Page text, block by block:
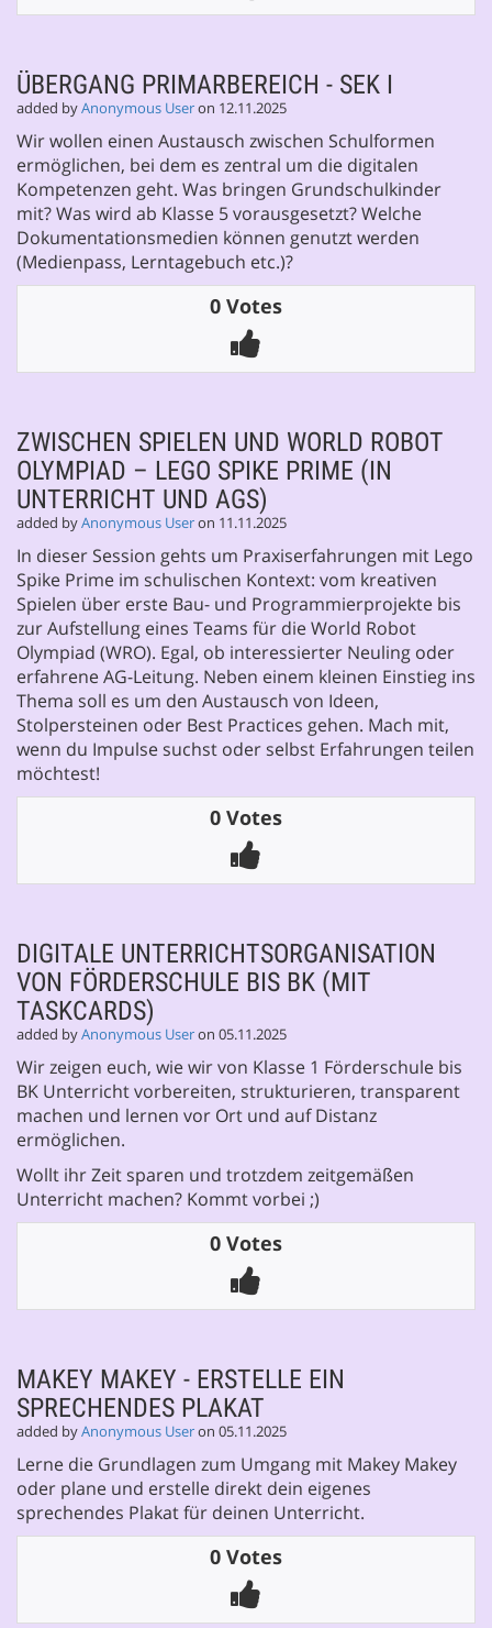
ÜBERGANG PRIMARBEREICH - SEK I
added byAnonymous Useron 12.11.2025
Wir wollen einen Austausch zwischen Schulformen
ermöglichen, bei dem es zentral um die digitalen
Kompetenzen geht. Was bringen Grundschulkinder
mit? Was wird ab Klasse 5 vorausgesetzt? Welche
Dokumentationsmedien können genutzt werden
(Medienpass, Lerntagebuch etc.)?
0 Votes
ZWISCHEN SPIELEN UND WORLD ROBOT
OLYMPIAD – LEGO SPIKE PRIME (IN
UNTERRICHT UND AGS)
added byAnonymous Useron 11.11.2025
In dieser Session gehts um Praxiserfahrungen mit Lego
Spike Prime im schulischen Kontext: vom kreativen
Spielen über erste Bau- und Programmierprojekte bis
zur Aufstellung eines Teams für die World Robot
Olympiad (WRO). Egal, ob interessierter Neuling oder
erfahrene AG-Leitung. Neben einem kleinen Einstieg ins
Thema soll es um den Austausch von Ideen,
Stolpersteinen oder Best Practices gehen. Mach mit,
wenn du Impulse suchst oder selbst Erfahrungen teilen
möchtest!
0 Votes
DIGITALE UNTERRICHTSORGANISATION
VON FÖRDERSCHULE BIS BK (MIT
TASKCARDS)
added byAnonymous Useron 05.11.2025
Wir zeigen euch, wie wir von Klasse 1 Förderschule bis
BK Unterricht vorbereiten, strukturieren, transparent
machen und lernen vor Ort und auf Distanz
ermöglichen.
Wollt ihr Zeit sparen und trotzdem zeitgemäßen
Unterricht machen? Kommt vorbei ;)
0 Votes
MAKEY MAKEY - ERSTELLE EIN
SPRECHENDES PLAKAT
added byAnonymous Useron 05.11.2025
Lerne die Grundlagen zum Umgang mit Makey Makey
oder plane und erstelle direkt dein eigenes
sprechendes Plakat für deinen Unterricht.
0 Votes